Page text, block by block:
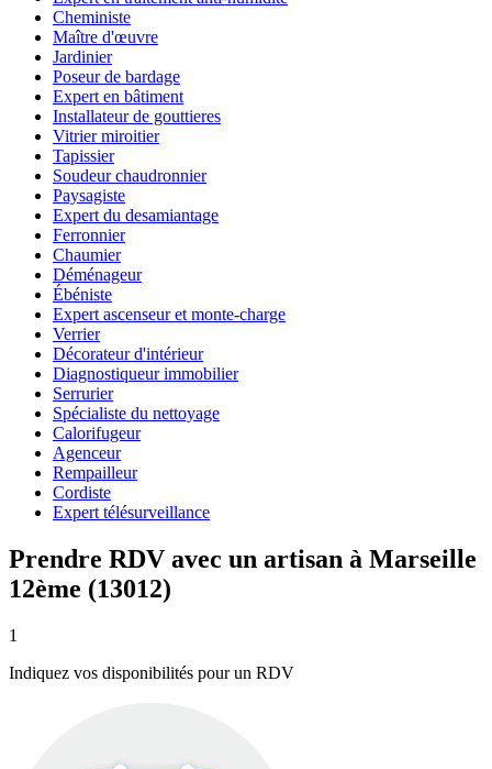
Cheministe
Maître d'œuvre
Jardinier
Poseur de bardage
Expert en bâtiment
Installateur de gouttieres
Vitrier miroitier
Tapissier
Soudeur chaudronnier
Paysagiste
Expert du desamiantage
Ferronnier
Chaumier
Déménageur
Ébéniste
Expert ascenseur et monte-charge
Verrier
Décorateur d'intérieur
Diagnostiqueur immobilier
Serrurier
Spécialiste du nettoyage
Calorifugeur
Agenceur
Rempailleur
Cordiste
Expert télésurveillance
Prendre RDV avec un artisan à Marseille
12ème (13012)
1
Indiquez vos disponibilités pour un RDV